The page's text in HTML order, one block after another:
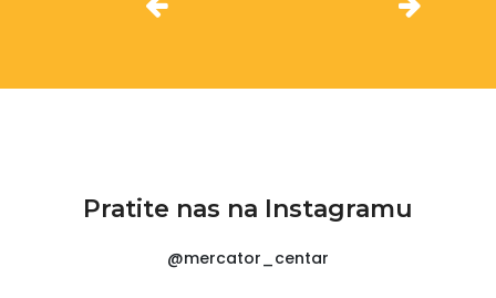
Pratite nas na Instagramu
@mercator_centar